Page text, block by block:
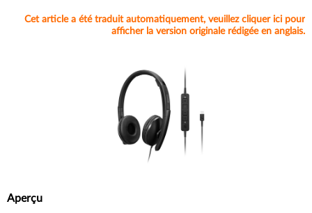
Cet article a été traduit automatiquement, veuillez cliquer ici pour
afficher la version originale rédigée en anglais.
Aperçu